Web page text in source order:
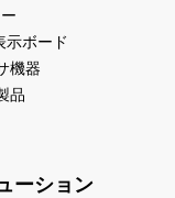
示ボード
機器
品
ーション